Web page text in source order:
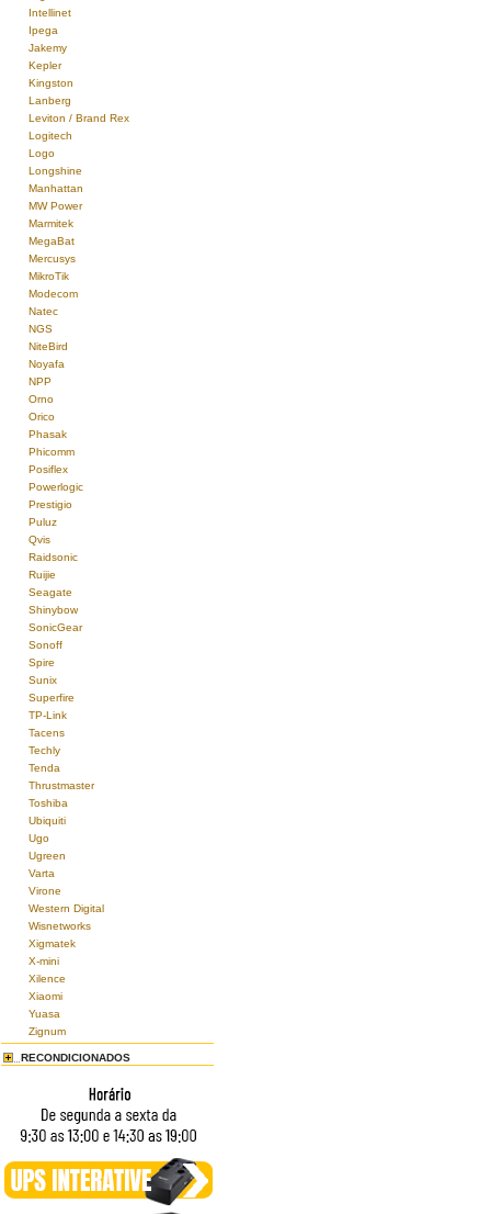
Intellinet
Ipega
Jakemy
Kepler
Kingston
Lanberg
Leviton / Brand Rex
Logitech
Logo
Longshine
Manhattan
MW Power
Marmitek
MegaBat
Mercusys
MikroTik
Modecom
Natec
NGS
NiteBird
Noyafa
NPP
Orno
Orico
Phasak
Phicomm
Posiflex
Powerlogic
Prestigio
Puluz
Qvis
Raidsonic
Ruijie
Seagate
Shinybow
SonicGear
Sonoff
Spire
Sunix
Superfire
TP-Link
Tacens
Techly
Tenda
Thrustmaster
Toshiba
Ubiquiti
Ugo
Ugreen
Varta
Virone
Western Digital
Wisnetworks
Xigmatek
X-mini
Xilence
Xiaomi
Yuasa
Zignum
RECONDICIONADOS